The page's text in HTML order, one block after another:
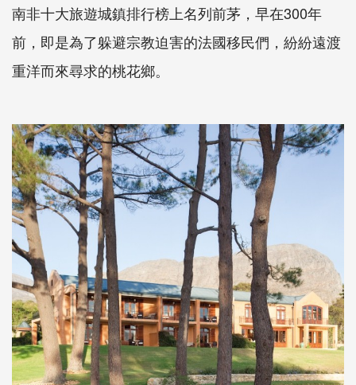
南非十大旅遊城鎮排行榜上名列前茅，早在300年
前，即是為了躲避宗教迫害的法國移民們，紛紛遠渡
重洋而來尋求的桃花鄉。